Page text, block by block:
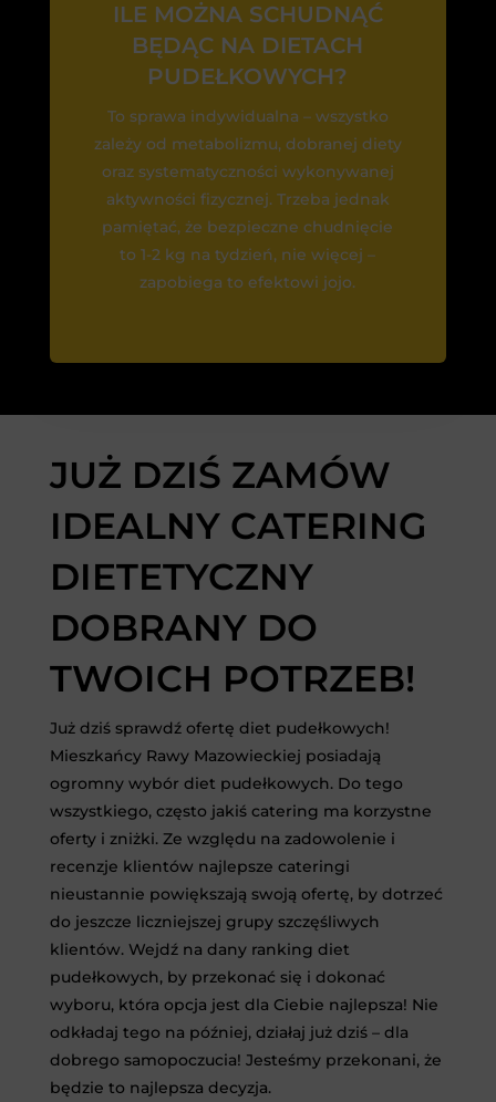
ILE MOŻNA SCHUDNĄĆ
BĘDĄC NA DIETACH
PUDEŁKOWYCH?
To sprawa indywidualna – wszystko
zależy od metabolizmu, dobranej diety
oraz systematyczności wykonywanej
aktywności fizycznej. Trzeba jednak
pamiętać, że bezpieczne chudnięcie
to 1-2 kg na tydzień, nie więcej –
zapobiega to efektowi jojo.
JUŻ DZIŚ ZAMÓW
IDEALNY CATERING
DIETETYCZNY
DOBRANY DO
TWOICH POTRZEB!
Już dziś sprawdź ofertę diet pudełkowych!
Mieszkańcy Rawy Mazowieckiej posiadają
ogromny wybór diet pudełkowych. Do tego
wszystkiego, często jakiś catering ma korzystne
oferty i zniżki. Ze względu na zadowolenie i
recenzje klientów najlepsze cateringi
nieustannie powiększają swoją ofertę, by dotrzeć
do jeszcze liczniejszej grupy szczęśliwych
klientów. Wejdź na dany ranking diet
pudełkowych, by przekonać się i dokonać
wyboru, która opcja jest dla Ciebie najlepsza! Nie
odkładaj tego na później, działaj już dziś – dla
dobrego samopoczucia! Jesteśmy przekonani, że
będzie to najlepsza decyzja.